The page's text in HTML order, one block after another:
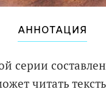
АННОТАЦИЯ
серии
читать